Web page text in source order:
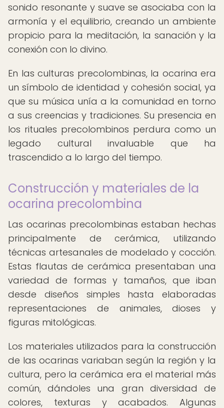
sonido resonante y suave se asociaba con la
armonía y el equilibrio, creando un ambiente
propicio para la meditación, la sanación y la
conexión con lo divino.
En las culturas precolombinas, la ocarina era
un símbolo de identidad y cohesión social, ya
que su música unía a la comunidad en torno
a sus creencias y tradiciones. Su presencia en
los rituales precolombinos perdura como un
legado cultural invaluable que ha
trascendido a lo largo del tiempo.
Construcción y materiales de la
ocarina precolombina
Las ocarinas precolombinas estaban hechas
principalmente de cerámica, utilizando
técnicas artesanales de modelado y cocción.
Estas flautas de cerámica presentaban una
variedad de formas y tamaños, que iban
desde diseños simples hasta elaboradas
representaciones de animales, dioses y
figuras mitológicas.
Los materiales utilizados para la construcción
de las ocarinas variaban según la región y la
cultura, pero la cerámica era el material más
común, dándoles una gran diversidad de
colores, texturas y acabados. Algunas